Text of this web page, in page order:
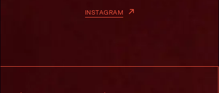
INSTAGRAM